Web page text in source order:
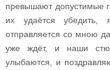
превышают допустимые
их удаётся убедить,
отправляется со мною
уже ждёт, и наши
улыбаются, и